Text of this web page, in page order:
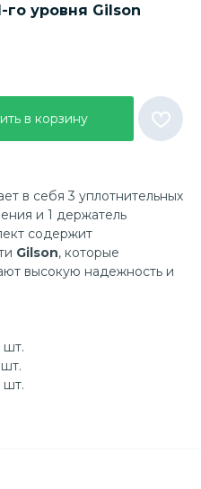
уровня Gilson
в корзину
в себя 3 уплотнительных
и 1 держатель
содержит
Gilson, которые
высокую надежность и
шт.
шт.